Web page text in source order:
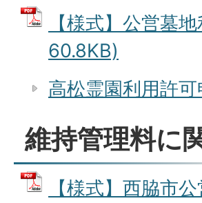
【様式】公営墓
60.8KB)
高松霊園利用許可
維持管理料に
【様式】西脇市